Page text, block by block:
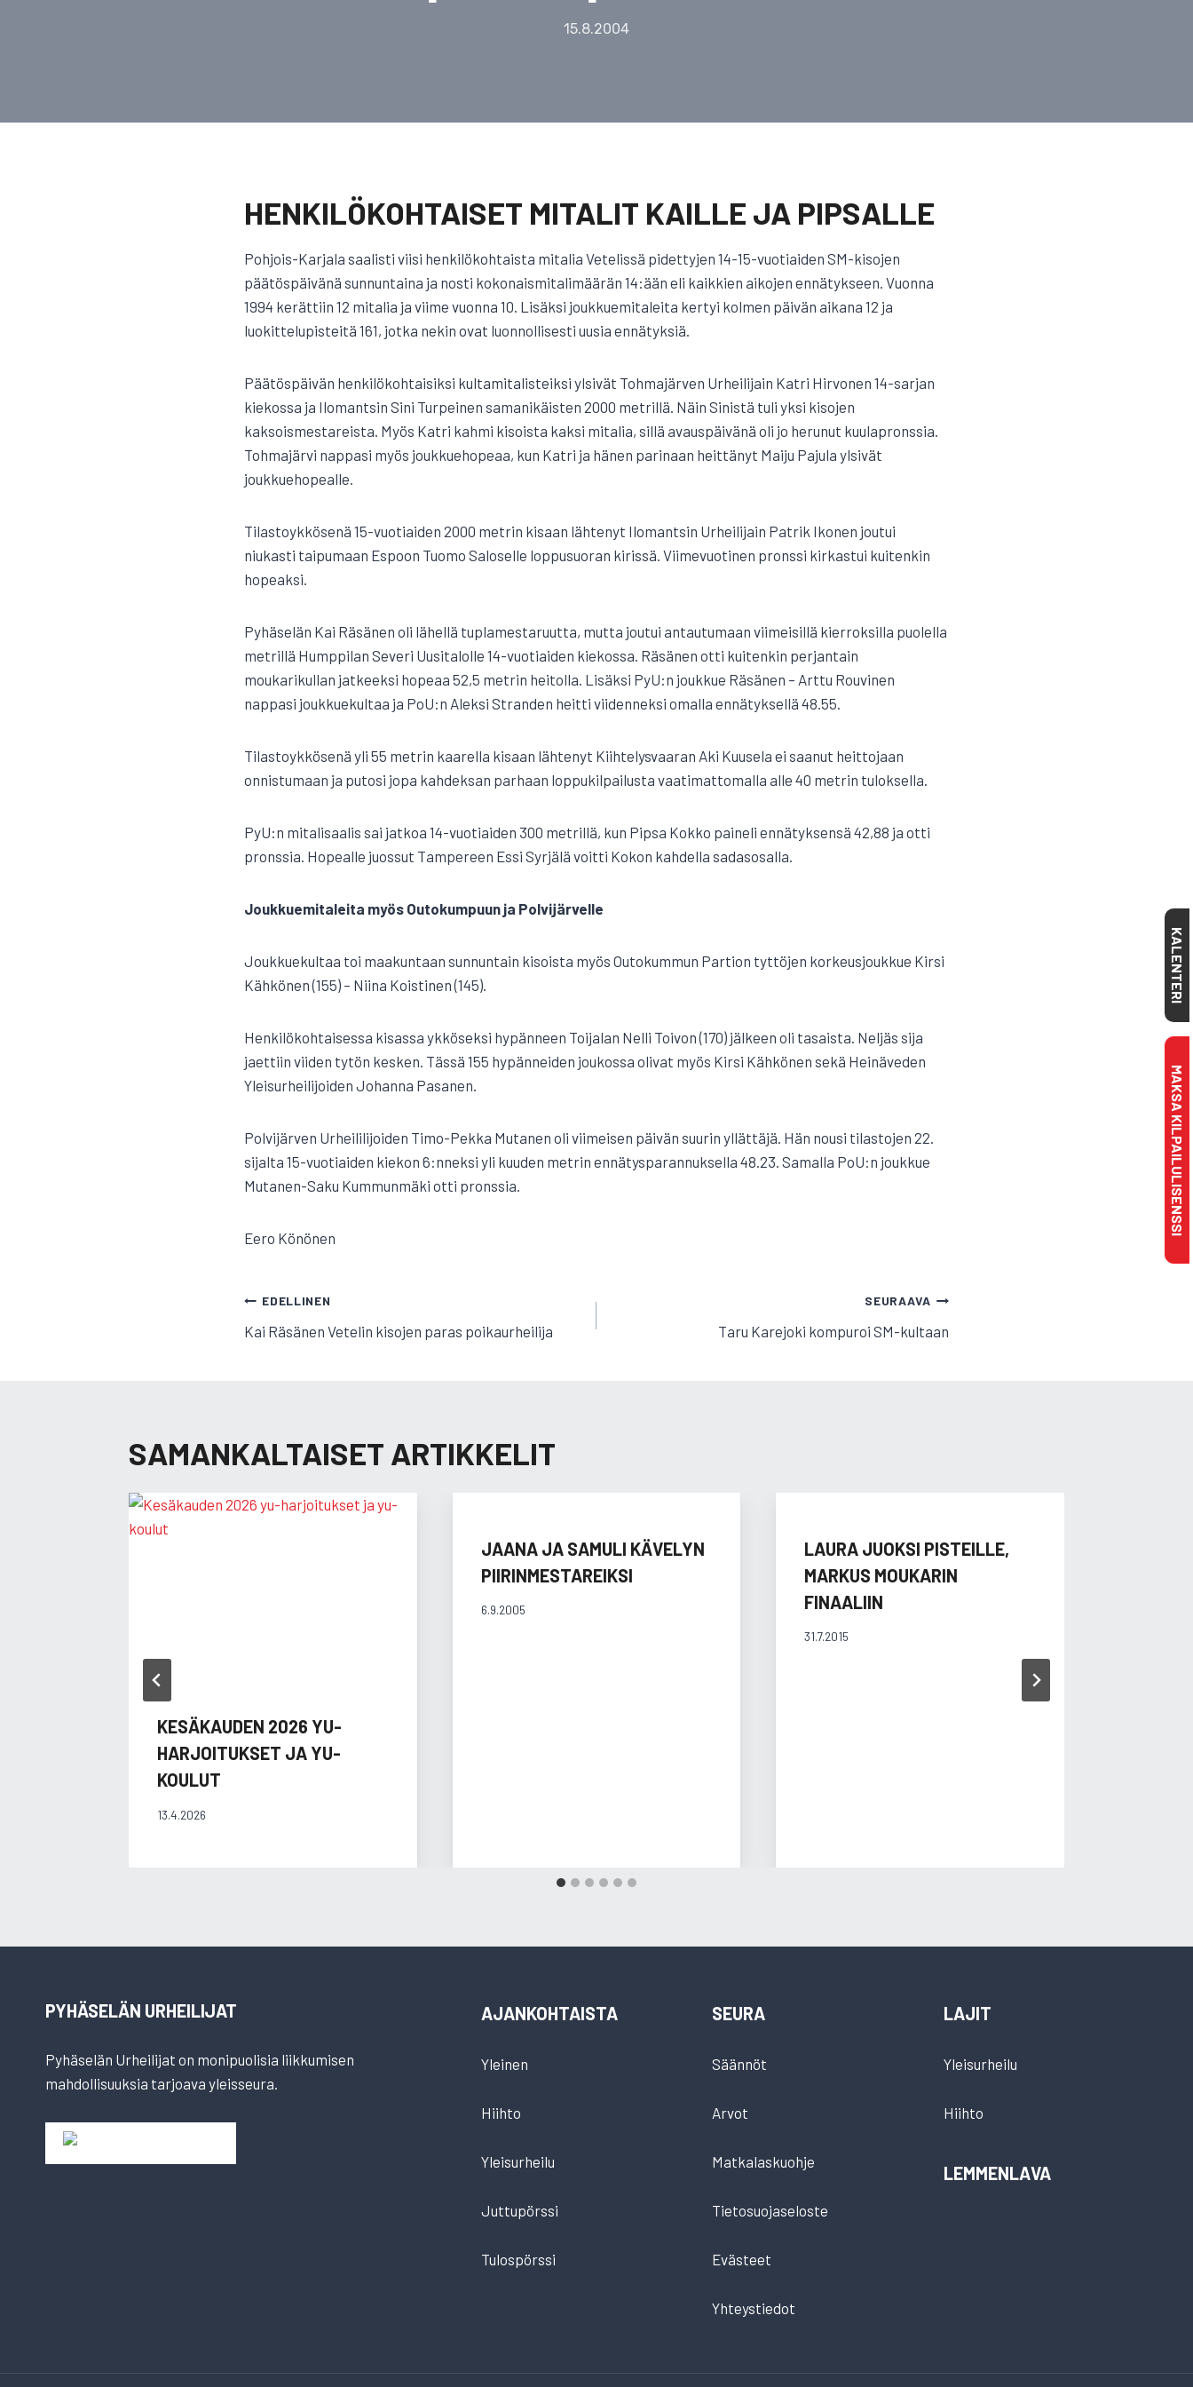
15.8.2004
HENKILÖKOHTAISET MITALIT KAILLE JA PIPSALLE
Pohjois-Karjala saalisti viisi henkilökohtaista mitalia Vetelissä pidettyjen 14-15-vuotiaiden SM-kisojen
päätöspäivänä sunnuntaina ja nosti kokonaismitalimäärän 14:ään eli kaikkien aikojen ennätykseen. Vuonna
1994 kerättiin 12 mitalia ja viime vuonna 10. Lisäksi joukkuemitaleita kertyi kolmen päivän aikana 12 ja
luokittelupisteitä 161, jotka nekin ovat luonnollisesti uusia ennätyksiä.
Päätöspäivän henkilökohtaisiksi kultamitalisteiksi ylsivät Tohmajärven Urheilijain Katri Hirvonen 14-sarjan
kiekossa ja Ilomantsin Sini Turpeinen samanikäisten 2000 metrillä. Näin Sinistä tuli yksi kisojen
kaksoismestareista. Myös Katri kahmi kisoista kaksi mitalia, sillä avauspäivänä oli jo herunut kuulapronssia.
Tohmajärvi nappasi myös joukkuehopeaa, kun Katri ja hänen parinaan heittänyt Maiju Pajula ylsivät
joukkuehopealle.
Tilastoykkösenä 15-vuotiaiden 2000 metrin kisaan lähtenyt Ilomantsin Urheilijain Patrik Ikonen joutui
niukasti taipumaan Espoon Tuomo Saloselle loppusuoran kirissä. Viimevuotinen pronssi kirkastui kuitenkin
hopeaksi.
Pyhäselän Kai Räsänen oli lähellä tuplamestaruutta, mutta joutui antautumaan viimeisillä kierroksilla puolella
metrillä Humppilan Severi Uusitalolle 14-vuotiaiden kiekossa. Räsänen otti kuitenkin perjantain
moukarikullan jatkeeksi hopeaa 52,5 metrin heitolla. Lisäksi PyU:n joukkue Räsänen – Arttu Rouvinen
nappasi joukkuekultaa ja PoU:n Aleksi Stranden heitti viidenneksi omalla ennätyksellä 48.55.
Tilastoykkösenä yli 55 metrin kaarella kisaan lähtenyt Kiihtelysvaaran Aki Kuusela ei saanut heittojaan
onnistumaan ja putosi jopa kahdeksan parhaan loppukilpailusta vaatimattomalla alle 40 metrin tuloksella.
PyU:n mitalisaalis sai jatkoa 14-vuotiaiden 300 metrillä, kun Pipsa Kokko paineli ennätyksensä 42,88 ja otti
pronssia. Hopealle juossut Tampereen Essi Syrjälä voitti Kokon kahdella sadasosalla.
Joukkuemitaleita myös Outokumpuun ja Polvijärvelle
Joukkuekultaa toi maakuntaan sunnuntain kisoista myös Outokummun Partion tyttöjen korkeusjoukkue Kirsi
Kähkönen (155) – Niina Koistinen (145).
Henkilökohtaisessa kisassa ykköseksi hypänneen Toijalan Nelli Toivon (170) jälkeen oli tasaista. Neljäs sija
jaettiin viiden tytön kesken. Tässä 155 hypänneiden joukossa olivat myös Kirsi Kähkönen sekä Heinäveden
Yleisurheilijoiden Johanna Pasanen.
Polvijärven Urheililijoiden Timo-Pekka Mutanen oli viimeisen päivän suurin yllättäjä. Hän nousi tilastojen 22.
sijalta 15-vuotiaiden kiekon 6:nneksi yli kuuden metrin ennätysparannuksella 48.23. Samalla PoU:n joukkue
Mutanen-Saku Kummunmäki otti pronssia.
Eero Könönen
ARTIKKELIEN
SELAUS
EDELLINEN
Kai Räsänen Vetelin kisojen paras poikaurheilija
SEURAAVA
Taru Karejoki kompuroi SM-kultaan
SAMANKALTAISET ARTIKKELIT
KESÄKAUDEN 2026 YU-
HARJOITUKSET JA YU-
KOULUT
13.4.2026
JAANA JA SAMULI KÄVELYN
PIIRINMESTAREIKSI
6.9.2005
LAURA JUOKSI PISTEILLE,
MARKUS MOUKARIN
FINAALIIN
31.7.2015
PYHÄSELÄN URHEILIJAT
Pyhäselän Urheilijat on monipuolisia liikkumisen
mahdollisuuksia tarjoava yleisseura.
AJANKOHTAISTA
Yleinen
Hiihto
Yleisurheilu
Juttupörssi
Tulospörssi
SEURA
Säännöt
Arvot
Matkalaskuohje
Tietosuojaseloste
Evästeet
Yhteystiedot
LAJIT
Yleisurheilu
Hiihto
LEMMENLAVA
KALENTERI
MAKSA KILPAILULISENSSI